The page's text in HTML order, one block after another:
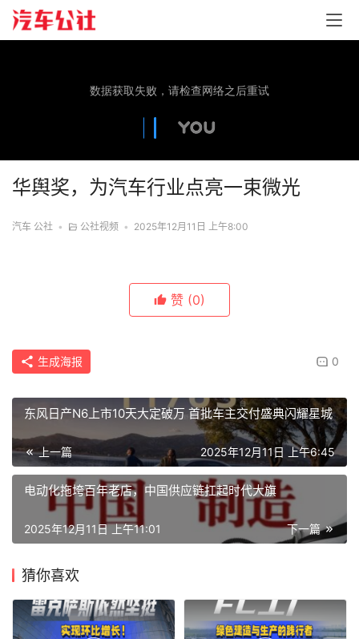
华舆奖，为汽车行业点亮一束微光
汽车 公社 • 公社视频 • 2025年12月11日 上午8:00
赞 (0)
生成海报 0
东风日产N6上市10天大定破万 首批车主交付盛典闪耀星城
上一篇 2025年12月11日 上午6:45
电动化拖垮百年老店，中国供应链扛起时代大旗
下一篇
2025年12月11日 上午11:01
猜你喜欢